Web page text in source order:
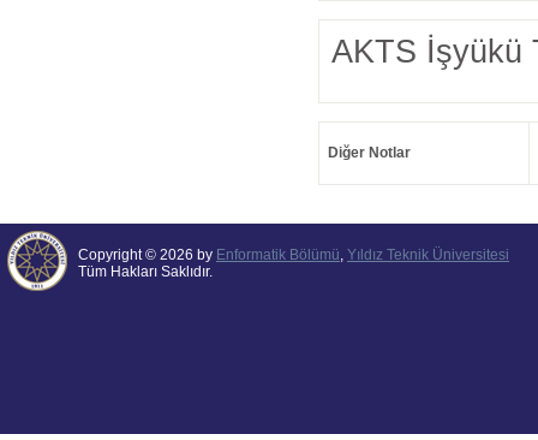
AKTS İşyükü
Diğer Notlar
Copyright © 2026 by Enformatik Bölümü, Yıldız Teknik Üniversitesi
Tüm Hakları Saklıdır.